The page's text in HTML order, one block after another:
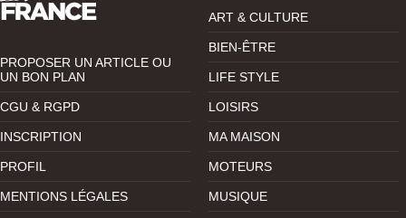
PROPOSER UN ARTICLE OU
UN BON PLAN
CGU & RGPD
INSCRIPTION
PROFIL
MENTIONS LÉGALES
ART & CULTURE
BIEN-ÊTRE
LIFE STYLE
LOISIRS
MA MAISON
MOTEURS
MUSIQUE